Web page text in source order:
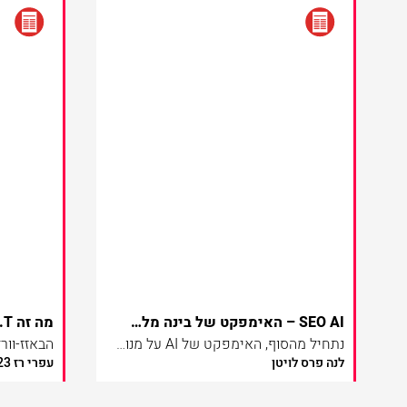
SEO AI – האימפקט של בינה מלאכותית על מנועי החיפוש
נתחיל מהסוף, האימפקט של AI על מנועי החיפוש הוא עצום, AI עתיד לשנות את הדרך בה אנחנו חושבים, עובדים ומחפשים תשובות ברחבי הרשת.
לנה פרס לויטן
אבל מה זה נותן בפועל
עפרי רז 06.09.2023